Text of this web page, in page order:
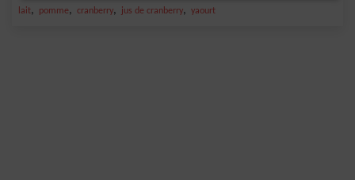
lait, pomme, cranberry, jus de cranberry, yaourt